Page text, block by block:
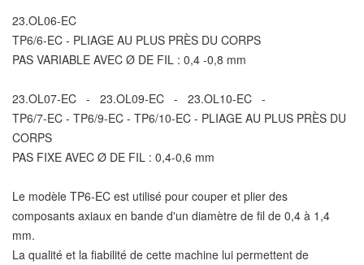
23.OL06-EC
TP6/6-EC - PLIAGE AU PLUS PRÈS DU CORPS
PAS VARIABLE AVEC Ø DE FIL : 0,4 -0,8 mm
23.OL07-EC - 23.OL09-EC - 23.OL10-EC -
TP6/7-EC - TP6/9-EC - TP6/10-EC - PLIAGE AU PLUS PRÈS DU
CORPS
PAS FIXE AVEC Ø DE FIL : 0,4-0,6 mm
Le modèle TP6-EC est utilisé pour couper et plier des
composants axiaux en bande d'un diamètre de fil de 0,4 à 1,4
mm.
La qualité et la fiabilité de cette machine lui permettent de